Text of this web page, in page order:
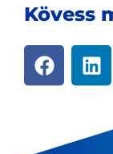
Kövess